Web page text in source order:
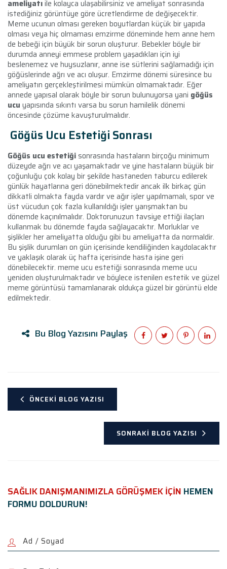
ameliyatıile kolayca ulaşabilirsiniz ve ameliyat sonrasında
istediğiniz görüntüye göre ücretlendirme de değişecektir.
Meme ucunun olması gereken boyutlardan küçük bir yapıda
olması veya hiç olmaması emzirme döneminde hem anne hem
de bebeği için büyük bir sorun oluşturur. Bebekler böyle bir
durumda anneyi emmese problem yaşadıkları için iyi
beslenemez ve huysuzlanır, anne ise sütlerini sağlamadığı için
göğüslerinde ağrı ve acı oluşur. Emzirme dönemi süresince bu
ameliyatın gerçekleştirilmesi mümkün olmamaktadır. Eğer
annede yapısal olarak böyle bir sorun bulunuyorsa yani göğüs
ucu yapısında sıkıntı varsa bu sorun hamilelik dönemi
öncesinde çözüme kavuşturulmalıdır.
Göğüs Ucu Estetiği Sonrası
Göğüs ucu estetiğisonrasında hastaların birçoğu minimum
düzeyde ağrı ve acı yaşamaktadır ve yine hastaların büyük bir
çoğunluğu çok kolay bir şekilde hastaneden taburcu edilerek
günlük hayatlarına geri dönebilmektedir ancak ilk birkaç gün
dikkatli olmakta fayda vardır ve ağır işler yapılmamalı, spor ve
üst vücudun çok fazla kullanıldığı işler yarışmaktan bu
dönemde kaçınılmalıdır. Doktorunuzun tavsiye ettiği ilaçları
kullanmak bu dönemde fayda sağlayacaktır. Morluklar ve
şişlikler her ameliyatta olduğu gibi bu ameliyatta da normaldir.
Bu şişlik durumları on gün içerisinde kendiliğinden kaydolacaktır
ve yaklaşık olarak üç hafta içerisinde hasta işine geri
dönebilecektir. meme ucu estetiği sonrasında meme ucu
yeniden oluşturulmaktadır ve böylece istenilen estetik ve güzel
meme görüntüsü tamamlanarak oldukça güzel bir görüntü elde
edilmektedir.
Bu Blog Yazısını Paylaş
ÖNCEKI BLOG YAZISI
SONRAKI BLOG YAZISI
SAĞLIK DANIŞMANIMIZLA GÖRÜŞMEK İÇİN HEMEN
FORMU DOLDURUN!